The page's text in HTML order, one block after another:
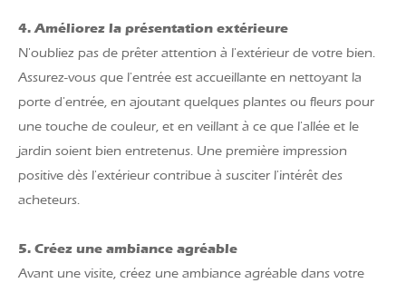
4. Améliorez la présentation extérieure
N'oubliez pas de prêter attention à l'extérieur de votre bien.
Assurez-vous que l'entrée est accueillante en nettoyant la
porte d'entrée, en ajoutant quelques plantes ou fleurs pour
une touche de couleur, et en veillant à ce que l'allée et le
jardin soient bien entretenus. Une première impression
positive dès l'extérieur contribue à susciter l'intérêt des
acheteurs.
5. Créez une ambiance agréable
Avant une visite, créez une ambiance agréable dans votre